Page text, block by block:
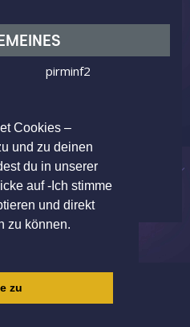
Cookies –
und zu deinen
du in unserer
auf -Ich stimme
und direkt
zu können.
zu
pirminf2
eine Frau
56 Jahre alt
Lucerne, Switzerland
DATENSCHUTZ